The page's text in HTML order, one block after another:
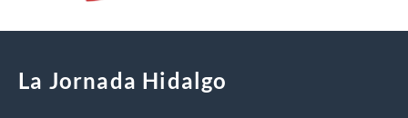
La Jornada Hidalgo